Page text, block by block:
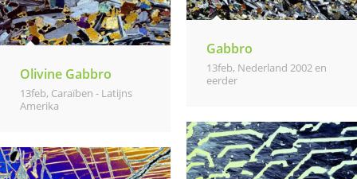
Gabbro
13feb, Nederland 2002 en
eerder
Olivine Gabbro
13feb, Caraïben - Latijns
Amerika